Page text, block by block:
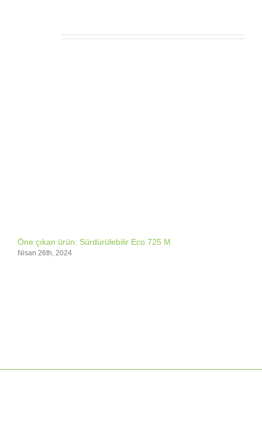
Öne çıkan ürün: Sürdürülebilir Eco 725 M
Nisan 26th, 2024